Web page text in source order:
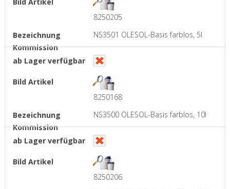
8250205
NS3501 OLESOL-Basis farblos, 5l
8250168
NS3500 OLESOL-Basis farblos, 10l
8250206